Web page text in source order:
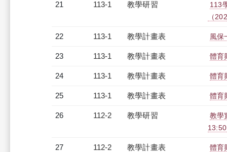
21 113-1 教學研習
113
（
22 113-1 教學計畫表 風
23 113-1 教學計畫表 體育
24 113-1 教學計畫表 體育
25 113-1 教學計畫表 體育
26 112-2 教學研習
教學
27 112-2 教學計畫表 體育